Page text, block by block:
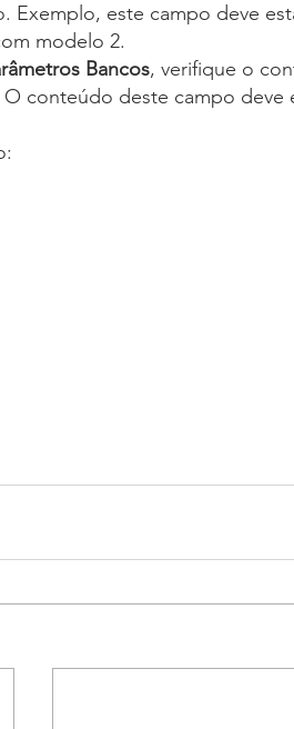
Exemplo, este campo deve
modelo 2.
Bancos, verifique o
O conteúdo deste campo deve